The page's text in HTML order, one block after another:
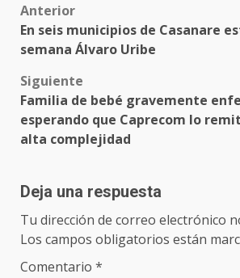
Anterior
En seis municipios de Casanare
semana Álvaro Uribe
Siguiente
Familia de bebé gravemente
esperando que Caprecom lo
alta complejidad
Deja una respuesta
Tu dirección de correo electrónico
Los campos obligatorios están
Comentario *